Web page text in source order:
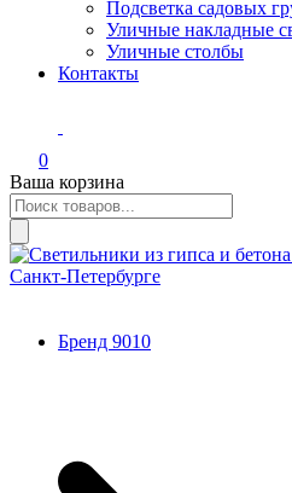
Подсветка садовых
Уличные накладные
Уличные столбы
Контакты
0
Ваша корзина
Поиск
товаров
Санкт-Петербурге
Профили. Авторский декор.
Бренд 9010